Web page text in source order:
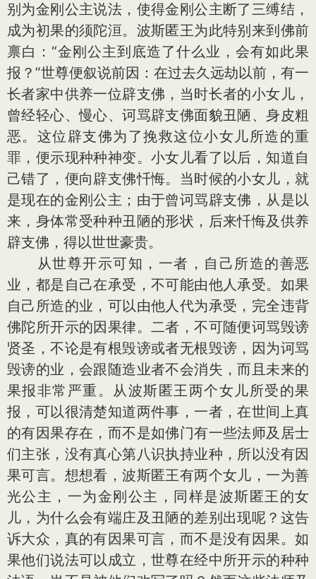
别为金刚公主说法，使得金刚公主断了三缚结，
成为初果的须陀洹。波斯匿王为此特别来到佛前
禀白：“金刚公主到底造了什么业，会有如此果
报？”世尊便叙说前因：在过去久远劫以前，有一
长者家中供养一位辟支佛，当时长者的小女儿，
曾经轻心、慢心、诃骂辟支佛面貌丑陋、身皮粗
恶。这位辟支佛为了挽救这位小女儿所造的重
罪，便示现种种神变。小女儿看了以后，知道自
己错了，便向辟支佛忏悔。当时候的小女儿，就
是现在的金刚公主；由于曾诃骂辟支佛，从是以
来，身体常受种种丑陋的形状，后来忏悔及供养
辟支佛，得以世世豪贵。
从世尊开示可知，一者，自己所造的善恶
业，都是自己在承受，不可能由他人承受。如果
自己所造的业，可以由他人代为承受，完全违背
佛陀所开示的因果律。二者，不可随便诃骂毁谤
贤圣，不论是有根毁谤或者无根毁谤，因为诃骂
毁谤的业，会跟随造业者不会消失，而且未来的
果报非常严重。从波斯匿王两个女儿所受的果
报，可以很清楚知道两件事，一者，在世间上真
的有因果存在，而不是如佛门有一些法师及居士
们主张，没有真心第八识执持业种，所以没有因
果可言。想想看，波斯匿王有两个女儿，一为善
光公主，一为金刚公主，同样是波斯匿王的女
儿，为什么会有端庄及丑陋的差别出现呢？这告
诉大众，真的有因果可言，而不是没有因果。如
果他们说法可以成立，世尊在经中所开示的种种